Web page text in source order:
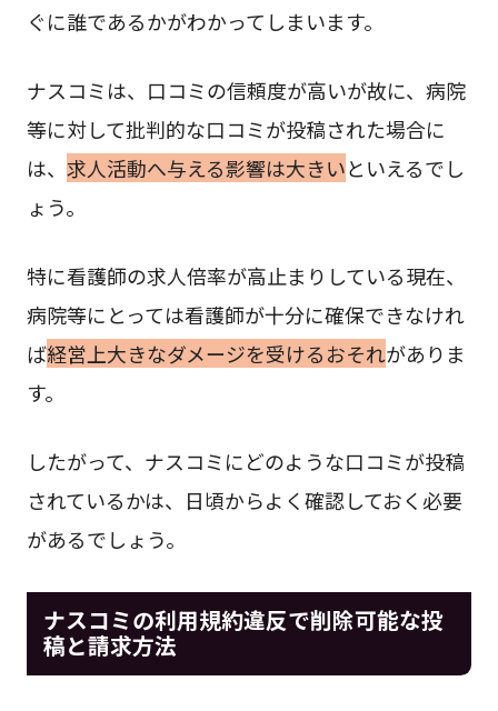
ぐに誰であるかがわかってしまいます。
ナスコミは、口コミの信頼度が高いが故に、病院
等に対して批判的な口コミが投稿された場合に
は、 求人活動へ与える影響は大きいといえるでし
ょう。
特に看護師の求人倍率が高止まりしている現在、
病院等にとっては看護師が十分に確保できなけれ
ば経営上大きなダメージを受けるおそれがありま
す。
したがって、ナスコミにどのような口コミが投稿
されているかは、日頃からよく確認しておく必要
があるでしょう。
ナスコミの利用規約違反で削除可能な投
稿と請求方法